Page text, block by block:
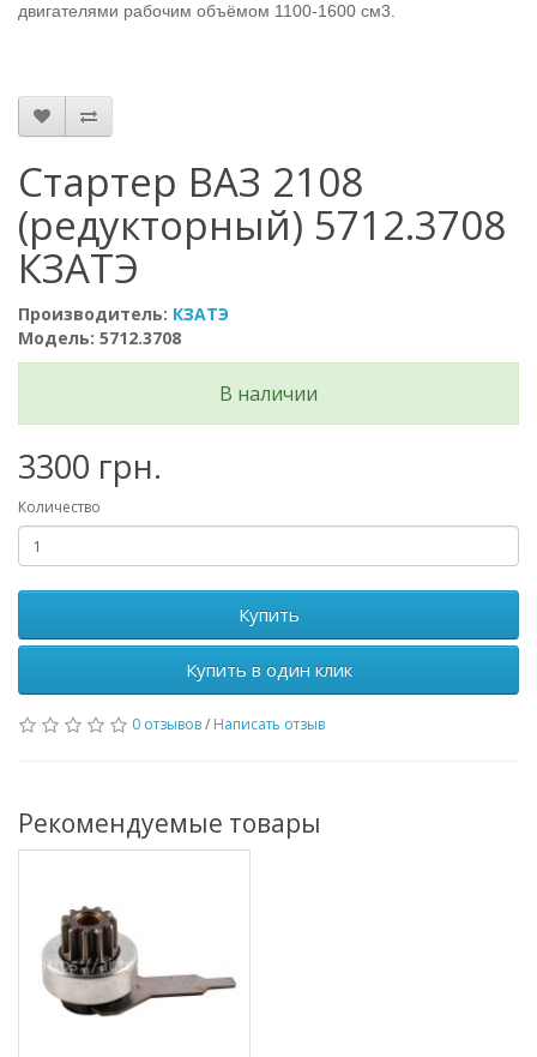
двигателями рабочим объёмом 1100-1600 см3
Стартер ВАЗ 2108
(редукторный) 5712.3708
КЗАТЭ
Производитель: КЗАТЭ
Модель: 5712.3708
В наличии
3300 грн.
Количество
Купить
Купить в один клик
0 отзывов/ Написать отзыв
Рекомендуемые товары